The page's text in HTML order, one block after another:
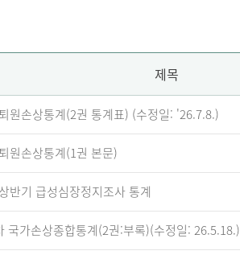
제목
원손상통계(2권 통계표) (수정일: '26.7.8.)
원손상통계(1권 본문)
반기 급성심장정지조사 통계
국가손상종합통계(2권:부록)(수정일: 26.5.18.)